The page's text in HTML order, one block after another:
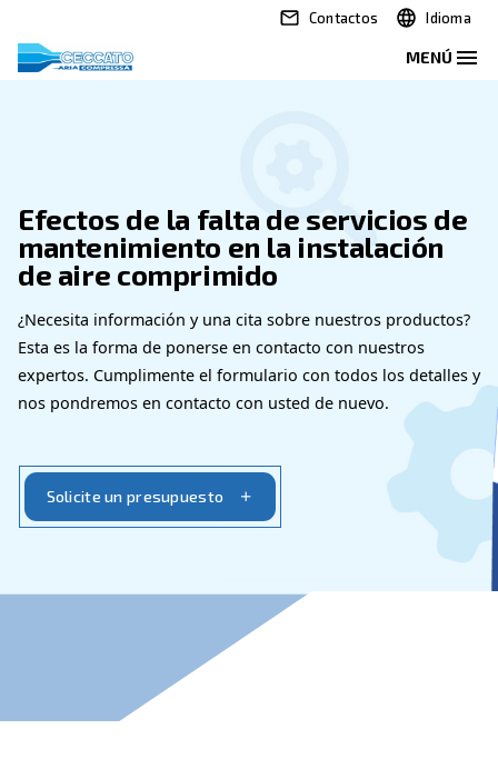
Contactos
Efectos de la falta de
mantenimiento en la
de aire comprimido
¿Necesita información y una cita sobre nuestros
Esta es la forma de ponerse en contacto con
expertos. Cumplimente el formulario con todos
nos pondremos en contacto con usted de nuevo.
Solicite un presupuesto